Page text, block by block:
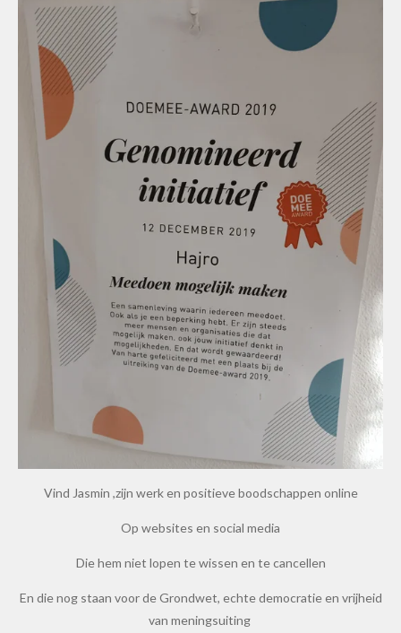
Vind Jasmin ,zijn werk en positieve boodschappen online
Op websites en social media
Die hem niet lopen te wissen en te cancellen
En die nog staan voor de Grondwet, echte democratie en vrijheid
van meningsuiting